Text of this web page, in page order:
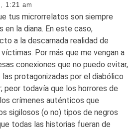
1:21 am
tus microrrelatos son siempre
en la diana. En este caso,
a la descarnada realidad de
Por más que me vengan a
conexiones que no puedo evitar,
protagonizadas por el diabólico
peor todavía que los horrores de
crímenes auténticos que
sigilosos (o no) tipos de negros
todas las historias fueran de